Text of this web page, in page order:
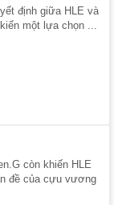
định giữa HLE và
một lựa chọn ...
còn khiến HLE
đề của cựu vương